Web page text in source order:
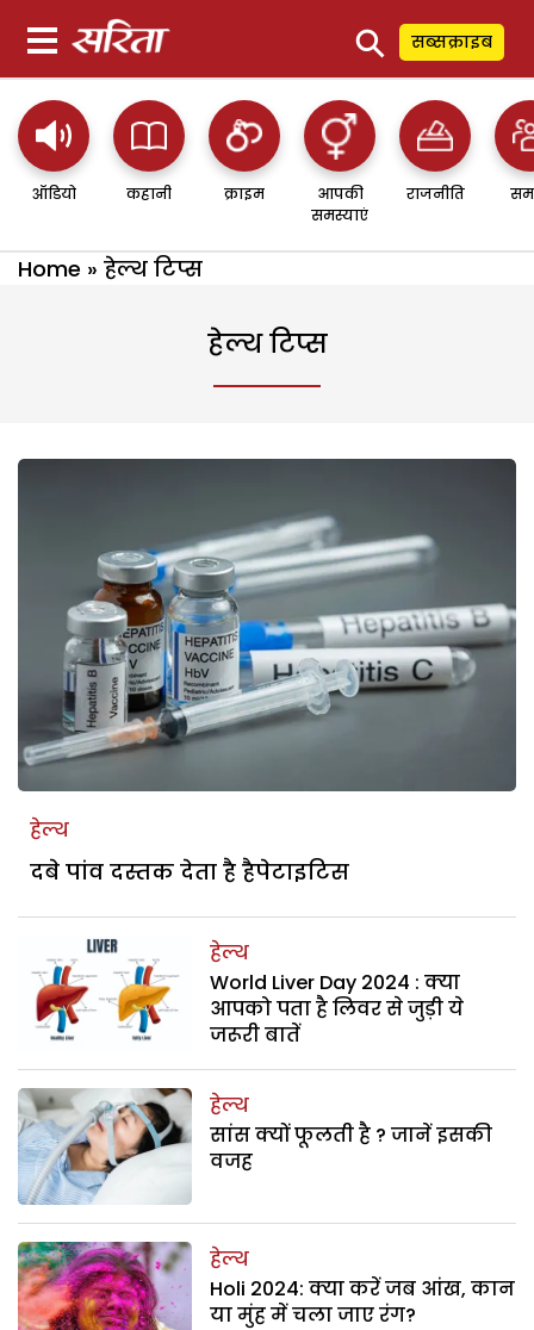
⚲ सब्सक्राइब
ऑडियो कहानी क्राइम
आपकी
समस्याएं
राजनीति
Home » हेल्थ टिप्स
हेल्थ टिप्स
हेल्थ
दबे पांव दस्तक देता है हैपेटाइटिस
हेल्थ
World Liver Day 2024 : क्या
आपको पता है लिवर से जुड़ी ये
जरूरी बातें
हेल्थ
सांस क्यों फूलती है ? जानें इसकी
वजह
हेल्थ
Holi 2024: क्या करें जब आंख, कान
या मुंह में चला जाए रंग?